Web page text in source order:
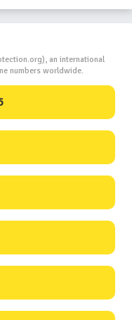
an international
numbers worldwide.